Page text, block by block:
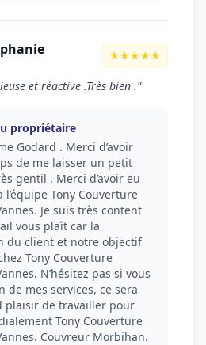
★★★★★
et réactive .Très bien ."
propriétaire
Godard . Merci d’avoir
de me laisser un petit
gentil . Merci d’avoir eu
l’équipe Tony Couverture
Je suis très content
vous plaît car la
du client et notre objectif
Tony Couverture
N’hésitez pas si vous
de mes services, ce sera
plaisir de travailler pour
Tony Couverture
Couvreur Morbihan.